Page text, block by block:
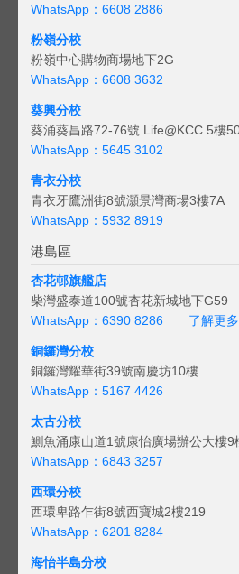
WhatsApp：6608 2886
粉嶺分校
粉嶺中心購物商場地下2G
WhatsApp：6608 3632
葵興分校
葵涌葵昌路72-76號 Life@KCC 5樓
WhatsApp：5645 3102
青衣分校
青衣牙鷹洲街8號灝景灣商場3樓7A
WhatsApp：5932 8919
港島區
杏花邨旗艦店
柴灣盛泰道100號杏花新城地下G59
WhatsApp：6390 8286
了解更
銅鑼灣分校
銅鑼灣耀華街39號南慶坊10樓
WhatsApp：5167 4426
太古分校
鰂魚涌康山道1號康怡廣場辦公大樓9
WhatsApp：6843 3257
西環分校
西環卑路乍街8號西寶城2樓219
WhatsApp：6201 8284
海怡半島分校